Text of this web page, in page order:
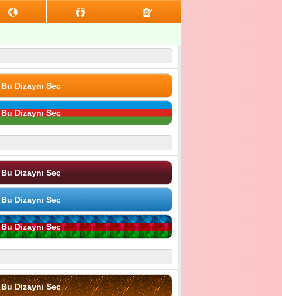
Bu Dizaynı Seç
Bu Dizaynı Seç
Bu Dizaynı Seç
Bu Dizaynı Seç
Bu Dizaynı Seç
Bu Dizaynı Seç